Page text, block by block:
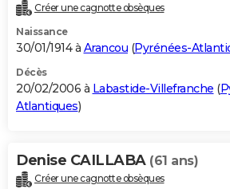
Créer une cagnotte obsèques
Naissance
30/01/1914 à Arancou (Pyrénées-
Décès
20/02/2006 à Labastide-Villefranche (
Atlantiques)
Denise CAILLABA (61 ans)
Créer une cagnotte obsèques